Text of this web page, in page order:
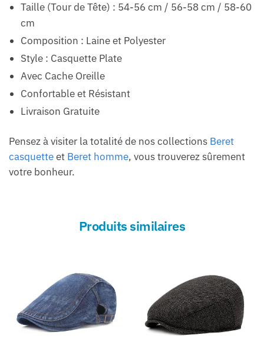
Taille (Tour de Tête) : 54-56 cm / 56-58 cm / 58-60
cm
Composition : Laine et Polyester
Style : Casquette Plate
Avec Cache Oreille
Confortable et Résistant
Livraison Gratuite
Pensez à visiter la totalité de nos collections Beret
casquetteet Beret homme, vous trouverez sûrement
votre bonheur.
Produits similaires